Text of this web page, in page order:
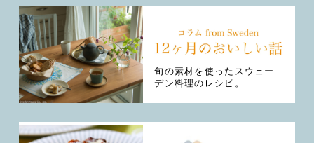
旬の素材を使ったスウェー
デン料理のレシピ。